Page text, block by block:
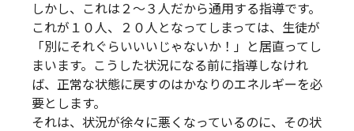
しかし、これは２～３人だから通用する指導です。
これが１０人、２０人となってしまっては、生徒が
「別にそれぐらいいいじゃないか！」と居直ってし
まいます。こうした状況になる前に指導しなけれ
ば、正常な状態に戻すのはかなりのエネルギーを必
要とします。
それは、状況が徐々に悪くなっているのに、その状